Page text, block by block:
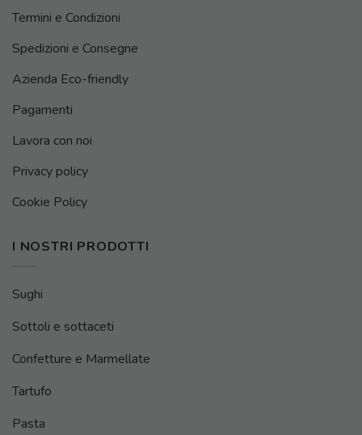
Termini e Condizioni
Spedizioni e Consegne
Azienda Eco-friendly
Pagamenti
Lavora con noi
Privacy policy
Cookie Policy
I NOSTRI PRODOTTI
Sughi
Sottoli e sottaceti
Confetture e Marmellate
Tartufo
Pasta